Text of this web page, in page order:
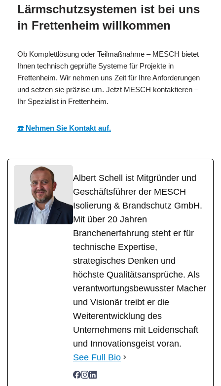
Lärmschutzsystemen ist bei uns
in Frettenheim willkommen
Ob Komplettlösung oder Teilmaßnahme – MESCH bietet
Ihnen technisch geprüfte Systeme für Projekte in
Frettenheim. Wir nehmen uns Zeit für Ihre Anforderungen
und setzen sie präzise um. Jetzt MESCH kontaktieren –
Ihr Spezialist in Frettenheim.
☎️ Nehmen Sie Kontakt auf.
Albert Schell ist Mitgründer und
Geschäftsführer der MESCH
Isolierung & Brandschutz GmbH.
Mit über 20 Jahren
Branchenerfahrung steht er für
technische Expertise,
strategisches Denken und
höchste Qualitätsansprüche. Als
verantwortungsbewusster Macher
und Visionär treibt er die
Weiterentwicklung des
Unternehmens mit Leidenschaft
und Innovationsgeist voran.
See Full Bio